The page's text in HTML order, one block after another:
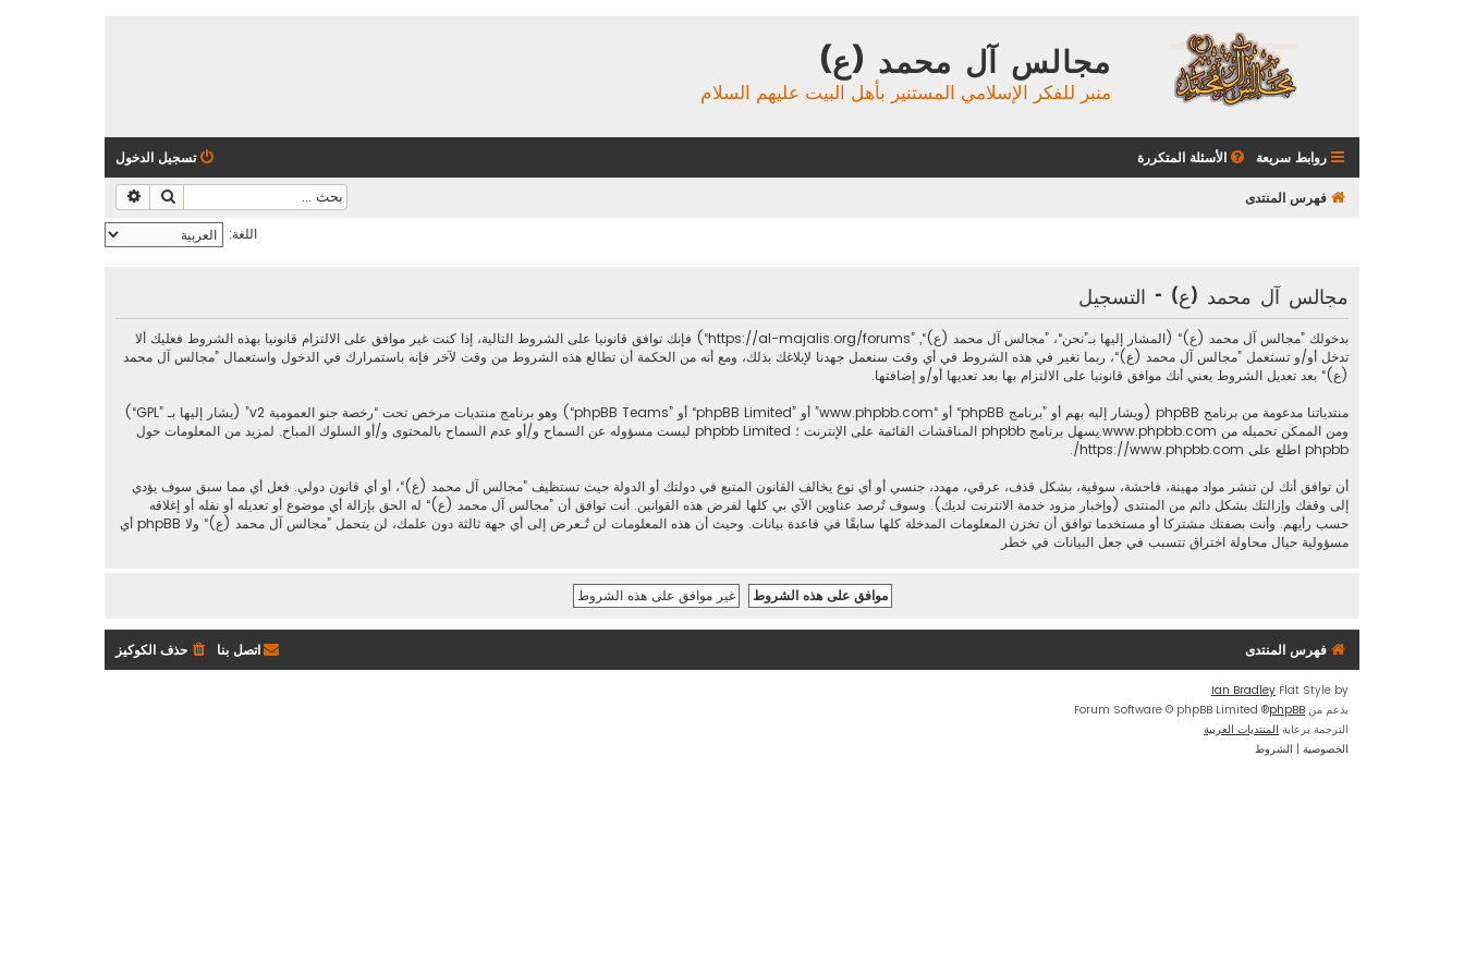
مجالس آل محمد (ع)
منبر للفكر الإسلامي المستنير بأهل البيت عليهم السلام
روابط سريعة الأسئلة المتكررة تسجيل الدخول
فهرس المنتدى بحث
اللغة:
مجالس آل محمد (ع) - التسجيل
بدخولك ”مجالس آل محمد (ع)“ (المشار إليها بـ”نحن“، ”مجالس آل محمد (ع)“, ”https://al-majalis.org/forums“) فإنك توافق قانونيا على الشروط التالية، إذا كنت غير موافق على الالتزام قانونيا بهذه الشروط فعليك ألا
تدخل أو/و تستعمل ”مجالس آل محمد (ع)“، ربما نغير في هذه الشروط في أي وقت سنعمل جهدنا لإبلاغك بذلك، ومع أنه من الحكمة أن تطالع هذه الشروط من وقت لآخر فإنه باستمرارك في الدخول واستعمال ”مجالس آل محمد
(ع)“ بعد تعديل الشروط يعني أنك موافق قانونيا على الالتزام بها بعد تعديها أو/و إضافتها.
منتدياتنا مدعومة من برنامج phpBB (ويشار إليه بهم أو ”برنامج phpBB“ أو “www.phpbb.com” أو ”phpBB Limited“ أو ”phpBB Teams“) وهو برنامج منتديات مرخص تحت “
رخصة جنو العمومية v2
” (يشار إليها بـ ”GPL“)
ومن الممكن تحميله من www.phpbb.com
.يسهل برنامج phpbb المناقشات القائمة على الإنترنت ؛ phpbb Limited ليست مسؤوله عن السماح و/أو عدم السماح بالمحتوى و/أو السلوك المباح. لمزيد من المعلومات حول
phpbb اطلع على
https://www.phpbb.com/
.
أن توافق أنك لن تنشر مواد مهينة، فاحشة، سوقية، بشكل قذف، عرقي، مهدد، جنسي أو أي نوع يخالف القانون المتبع في دولتك أو الدولة حيث تستظيف ”مجالس آل محمد (ع)“، أو أي قانون دولي. فعل أي مما سبق سوف يؤدي
إلى وقفك وإزالتك بشكل دائم من المنتدى (وإخبار مزود خدمة الانترنت لديك). وسوف تُرصد عناوين الآي بي كلها لفرض هذه القوانين. أنت توافق أن ”مجالس آل محمد (ع)“ له الحق بإزالة أي موضوع أو تعديله أو نقله أو إغلاقه
حسب رأيهم. وأنت بصفتك مشتركا أو مستخدما توافق أن تخزن المعلومات المدخلة كلها سابقًا في قاعدة بيانات. وحيث أن هذه المعلومات لن تُـعرض إلى أي جهة ثالثة دون علمك، لن يتحمل ”مجالس آل محمد (ع)“ ولا phpBB أي
مسؤولية حيال محاولة اختراق تتسبب في جعل البيانات في خطر
فهرس المنتدى حذف الكوكيز اتصل بنا
Flat Style by
Ian Bradley
بدعم من phpBB
® Forum Software © phpBB Limited
الترجمة برعاية المنتديات العربية
الخصوصية | الشروط